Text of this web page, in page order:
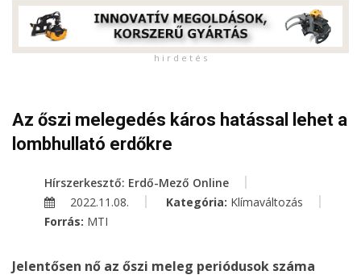
h i r d e t é s
Az őszi melegedés káros hatással lehet a
lombhullató erdőkre
Hírszerkesztő: Erdő-Mező Online
2022.11.08.
Kategória: Klímaváltozás
Forrás: MTI
Jelentősen nő az őszi meleg periódusok száma